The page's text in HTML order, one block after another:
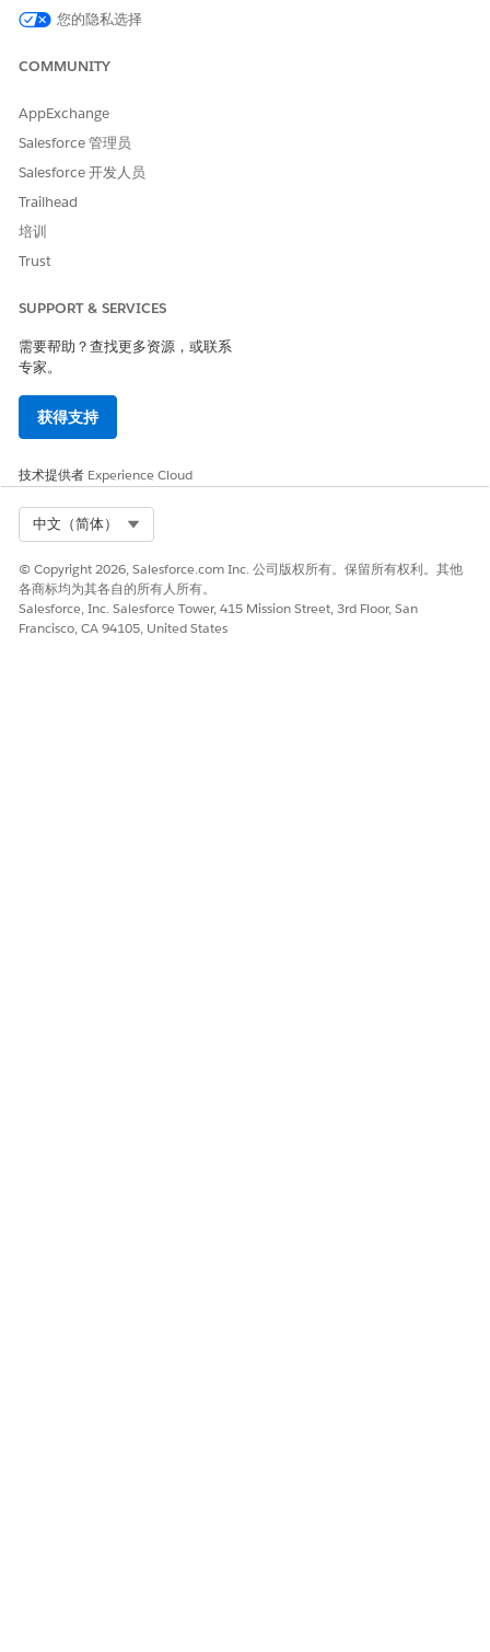
获取产品发布卡
示例
情况：新员工 Olivia 需要 VPN 访问权限，才可以从家连接到公
作。如何获取？
前，请确认您是否已完成安全意识培训并设置多重身份验
奥利维亚:是的 我昨天都完成了
AI 客服人员：您的 VPN 访问请求已批准，您的帐户已配
置。从软件入口网站下载 Cisco AnyConnect 客户端，并使
用企业凭据和 MFA 进行连接。您将在 15 分钟内收到一封包
含详细设置说明和 VPN 服务器地址的电子邮件。
本文章是否解决您的问题？
请与我们共享您的想法，以便我们进行改进！
您的隐私选择
COMMUNITY
AppExchange
Salesforce 管理员
Salesforce 开发人员
Trailhead
培训
Trust
SUPPORT & SERVICES
需要帮助？查找更多资源，或联系
专家。
获得支持
技术提供者 Experience Cloud
中文（简体）
© Copyright 2026, Salesforce.com Inc. 公司版权所有。保留所有权利。其他
各商标均为其各自的所有人所有。
Salesforce, Inc. Salesforce Tower, 415 Mission Street, 3rd Floor, San
Francisco, CA 94105, United States